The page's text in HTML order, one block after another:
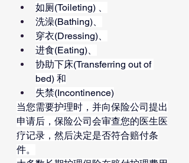
如厕(Toileting) 、
洗澡(Bathing)、
穿衣(Dressing)、
进食(Eating)、
协助下床(Transferring out of
bed) 和
失禁(Incontinence)
当您需要护理时，并向保险公司提出
申请后，保险公司会审查您的医生医
疗记录，然后决定是否符合赔付条
件。